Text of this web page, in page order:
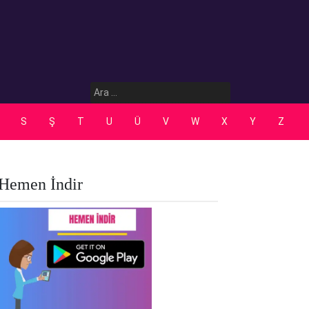
Arama:
S Ş T U Ü V W X Y Z
İndir